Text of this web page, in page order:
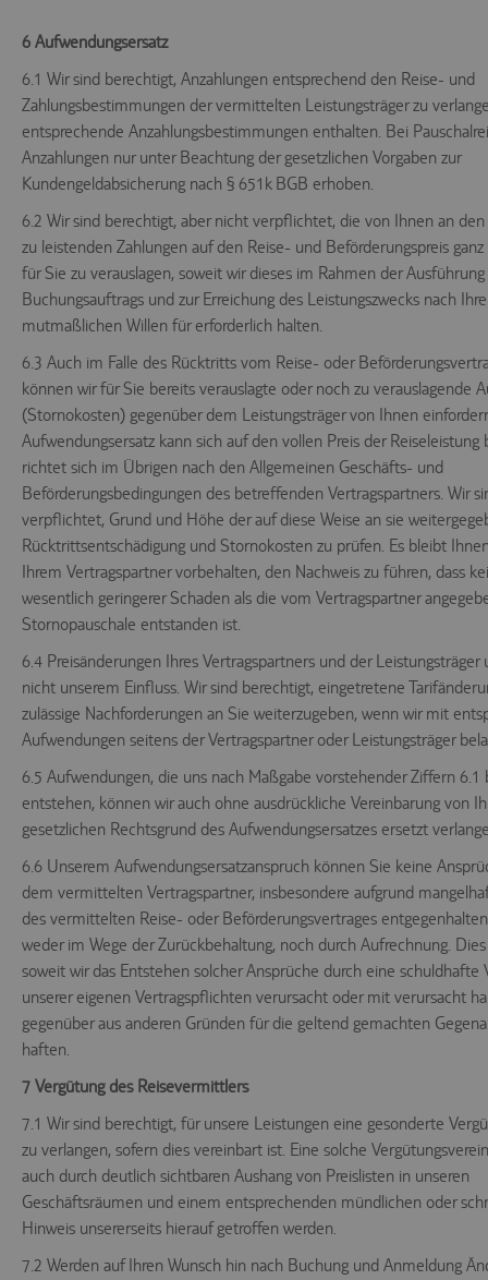
6 Aufwendungsersatz
6.1 Wir sind berechtigt, Anzahlungen entsprechend den Reise- und
Zahlungsbestimmungen der vermittelten Leistungsträger zu
entsprechende Anzahlungsbestimmungen enthalten. Bei
Anzahlungen nur unter Beachtung der gesetzlichen Vorgaben zur
Kundengeldabsicherung nach § 651k BGB erhoben.
6.2 Wir sind berechtigt, aber nicht verpflichtet, die von Ihnen an den
zu leistenden Zahlungen auf den Reise- und Beförderungspreis
für Sie zu verauslagen, soweit wir dieses im Rahmen der
Buchungsauftrags und zur Erreichung des Leistungszwecks nach
mutmaßlichen Willen für erforderlich halten.
6.3 Auch im Falle des Rücktritts vom Reise- oder
können wir für Sie bereits verauslagte oder noch zu verauslagende
(Stornokosten) gegenüber dem Leistungsträger von Ihnen
Aufwendungsersatz kann sich auf den vollen Preis der Reiseleistung
richtet sich im Übrigen nach den Allgemeinen Geschäfts- und
Beförderungsbedingungen des betreffenden Vertragspartners. Wir
verpflichtet, Grund und Höhe der auf diese Weise an sie
Rücktrittsentschädigung und Stornokosten zu prüfen. Es bleibt
Ihrem Vertragspartner vorbehalten, den Nachweis zu führen, dass
wesentlich geringerer Schaden als die vom Vertragspartner
Stornopauschale entstanden ist.
6.4 Preisänderungen Ihres Vertragspartners und der Leistungsträger
nicht unserem Einfluss. Wir sind berechtigt, eingetretene
zulässige Nachforderungen an Sie weiterzugeben, wenn wir mit
Aufwendungen seitens der Vertragspartner oder Leistungsträger
6.5 Aufwendungen, die uns nach Maßgabe vorstehender Ziffern 6.1
entstehen, können wir auch ohne ausdrückliche Vereinbarung von
gesetzlichen Rechtsgrund des Aufwendungsersatzes ersetzt
6.6 Unserem Aufwendungsersatzanspruch können Sie keine
dem vermittelten Vertragspartner, insbesondere aufgrund
des vermittelten Reise- oder Beförderungsvertrages
weder im Wege der Zurückbehaltung, noch durch Aufrechnung.
soweit wir das Entstehen solcher Ansprüche durch eine schuldhafte
unserer eigenen Vertragspflichten verursacht oder mit verursacht
gegenüber aus anderen Gründen für die geltend gemachten
haften.
7 Vergütung des Reisevermittlers
7.1 Wir sind berechtigt, für unsere Leistungen eine gesonderte
zu verlangen, sofern dies vereinbart ist. Eine solche
auch durch deutlich sichtbaren Aushang von Preislisten in unseren
Geschäftsräumen und einem entsprechenden mündlichen oder
Hinweis unsererseits hierauf getroffen werden.
7.2 Werden auf Ihren Wunsch hin nach Buchung und Anmeldung